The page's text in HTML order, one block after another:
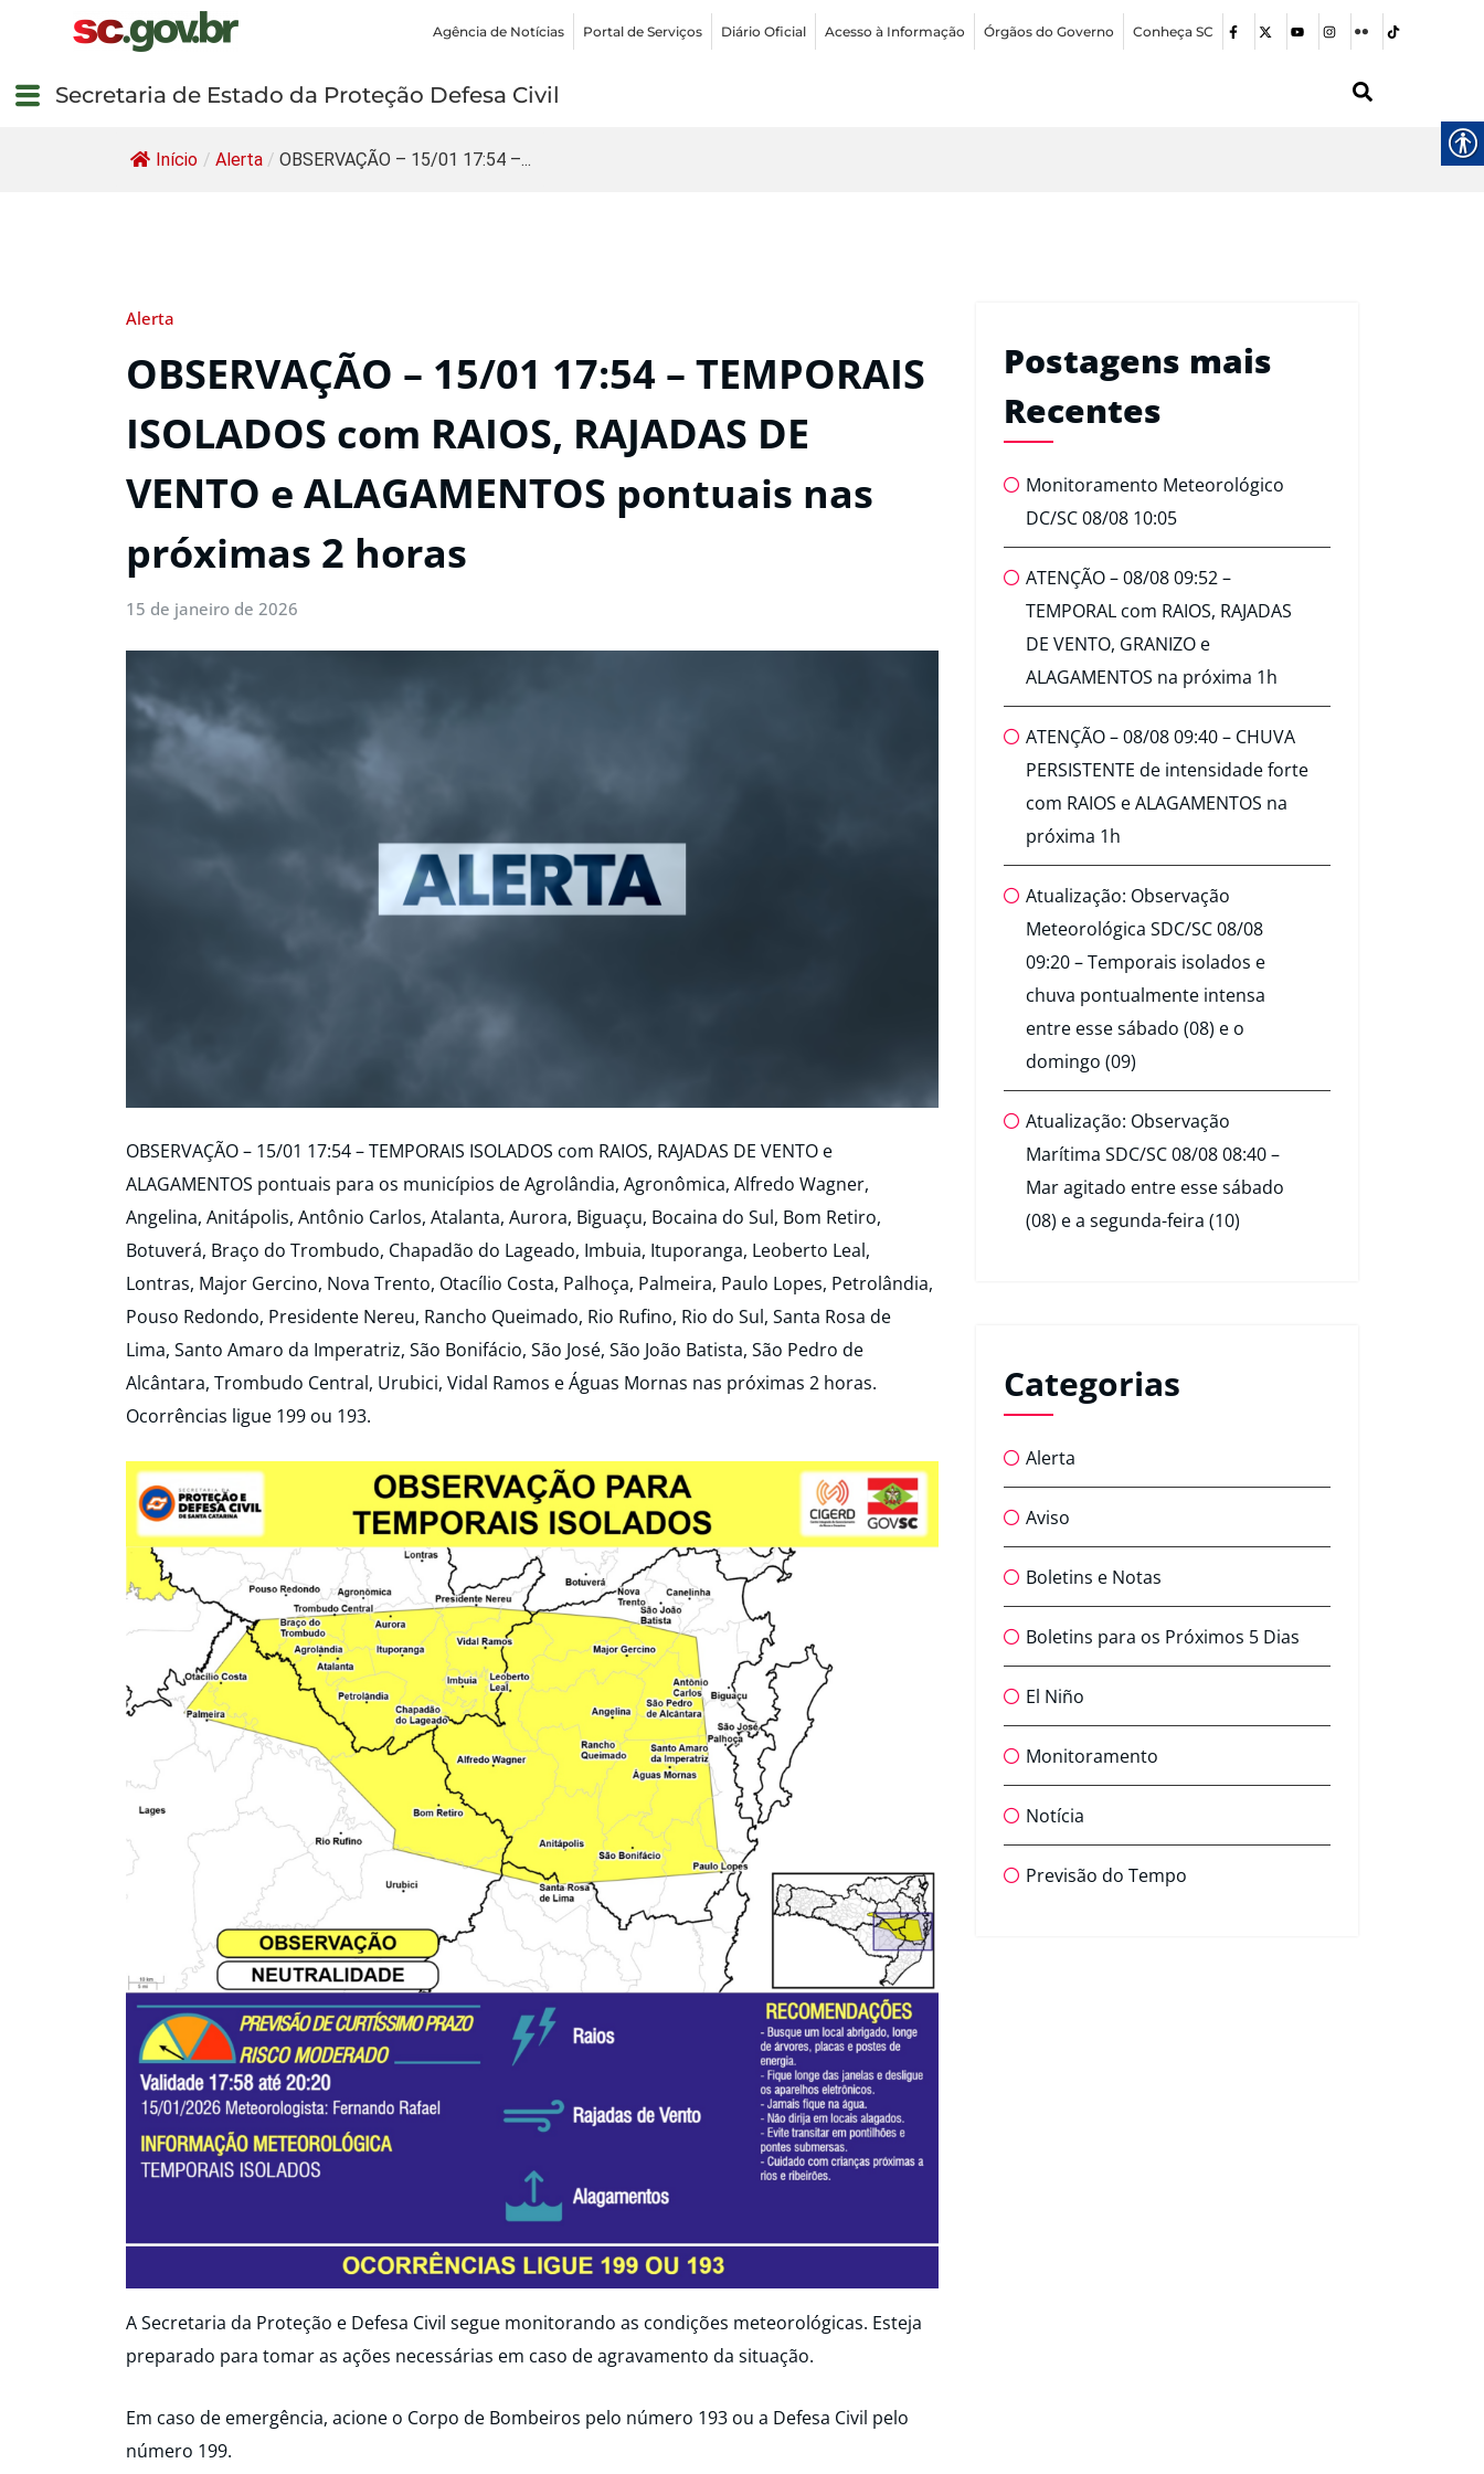
Agência de Notícias Portal de Serviços Diário Oficial Acesso à Informação Órgãos do Governo Conheça SC
Secretaria de Estado da Proteção Defesa Civil
Início / Alerta / OBSERVAÇÃO – 15/01 17:54 –...
Alerta
OBSERVAÇÃO – 15/01 17:54 – TEMPORAIS
ISOLADOS com RAIOS, RAJADAS DE
VENTO e ALAGAMENTOS pontuais nas
próximas 2 horas
15 de janeiro de 2026
OBSERVAÇÃO – 15/01 17:54 – TEMPORAIS ISOLADOS com RAIOS, RAJADAS DE VENTO e
ALAGAMENTOS pontuais para os municípios de Agrolândia, Agronômica, Alfredo Wagner,
Angelina, Anitápolis, Antônio Carlos, Atalanta, Aurora, Biguaçu, Bocaina do Sul, Bom Retiro,
Botuverá, Braço do Trombudo, Chapadão do Lageado, Imbuia, Ituporanga, Leoberto Leal,
Lontras, Major Gercino, Nova Trento, Otacílio Costa, Palhoça, Palmeira, Paulo Lopes, Petrolândia,
Pouso Redondo, Presidente Nereu, Rancho Queimado, Rio Rufino, Rio do Sul, Santa Rosa de
Lima, Santo Amaro da Imperatriz, São Bonifácio, São José, São João Batista, São Pedro de
Alcântara, Trombudo Central, Urubici, Vidal Ramos e Águas Mornas nas próximas 2 horas.
Ocorrências ligue 199 ou 193.
A Secretaria da Proteção e Defesa Civil segue monitorando as condições meteorológicas. Esteja
preparado para tomar as ações necessárias em caso de agravamento da situação.
Em caso de emergência, acione o Corpo de Bombeiros pelo número 193 ou a Defesa Civil pelo
número 199.
Postagens mais
Recentes
Monitoramento Meteorológico
DC/SC 08/08 10:05
ATENÇÃO – 08/08 09:52 –
TEMPORAL com RAIOS, RAJADAS
DE VENTO, GRANIZO e
ALAGAMENTOS na próxima 1h
ATENÇÃO – 08/08 09:40 – CHUVA
PERSISTENTE de intensidade forte
com RAIOS e ALAGAMENTOS na
próxima 1h
Atualização: Observação
Meteorológica SDC/SC 08/08
09:20 – Temporais isolados e
chuva pontualmente intensa
entre esse sábado (08) e o
domingo (09)
Atualização: Observação
Marítima SDC/SC 08/08 08:40 –
Mar agitado entre esse sábado
(08) e a segunda-feira (10)
Categorias
Alerta
Aviso
Boletins e Notas
Boletins para os Próximos 5 Dias
El Niño
Monitoramento
Notícia
Previsão do Tempo